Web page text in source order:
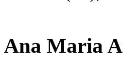
Ana Maria